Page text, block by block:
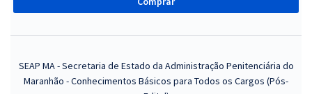
SEAP MA - Secretaria de Estado da Administração Penitenciária do
Maranhão - Conhecimentos Básicos para Todos os Cargos (Pós-